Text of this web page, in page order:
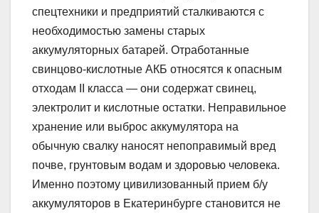
спецтехники и предприятий сталкиваются с
необходимостью замены старых
аккумуляторных батарей. Отработанные
свинцово-кислотные АКБ относятся к опасным
отходам II класса — они содержат свинец,
электролит и кислотные остатки. Неправильное
хранение или выброс аккумулятора на
обычную свалку наносят непоправимый вред
почве, грунтовым водам и здоровью человека.
Именно поэтому цивилизованный прием б/у
аккумуляторов в Екатеринбурге становится не